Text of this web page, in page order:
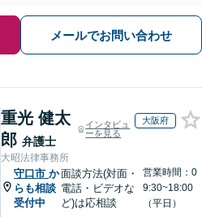
メールでお問い合わせ
重光 健太
郎 弁護士
インタビュ
ーを見る
大阪府
大昭法律事務所
守口市 か
らも相談
受付中
面談方法(対面・
電話・ビデオな
ど)は応相談
営業時間：0
9:30~18:00
（平日）